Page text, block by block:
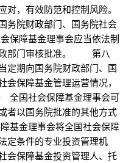
，有效防范和控制风险。
务院财政部门、国务院社会
障基金理事会应当依法制
政部门审核批准。 第八
期向国务院财政部门、国
保障基金管理运营情况，
国社会保障基金理事会可
者以国务院批准的其他方式
金理事会将全国社会保障
定条件的专业投资管理机
会保障基金投资管理人、托